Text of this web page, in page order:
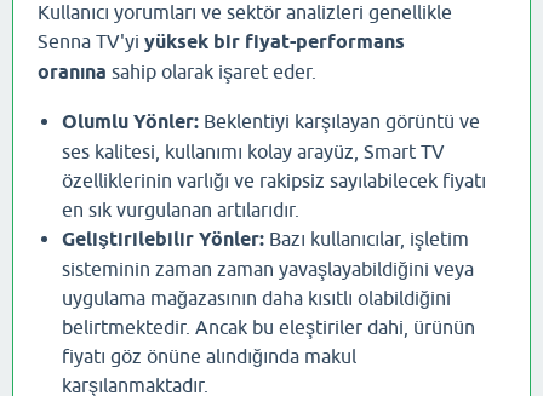
Kullanıcı yorumları ve sektör analizleri genellikle
Senna TV'yi yüksek bir fiyat-performans
oranına sahip olarak işaret eder.
Olumlu Yönler: Beklentiyi karşılayan görüntü ve
ses kalitesi, kullanımı kolay arayüz, Smart TV
özelliklerinin varlığı ve rakipsiz sayılabilecek fiyatı
en sık vurgulanan artılarıdır.
Geliştirilebilir Yönler: Bazı kullanıcılar, işletim
sisteminin zaman zaman yavaşlayabildiğini veya
uygulama mağazasının daha kısıtlı olabildiğini
belirtmektedir. Ancak bu eleştiriler dahi, ürünün
fiyatı göz önüne alındığında makul
karşılanmaktadır.